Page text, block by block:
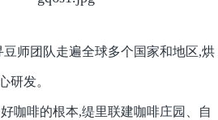
师团队走遍全球多个国家和地区,烘
研发。
咖啡的根本,缇里联建咖啡庄园、自